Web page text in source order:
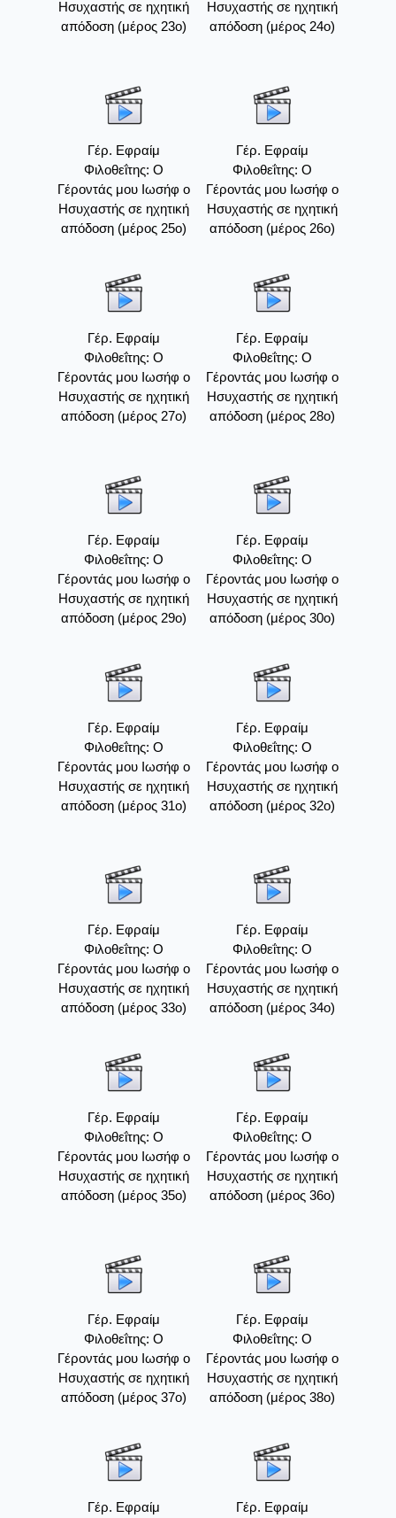
Ησυχαστής σε ηχητική
απόδοση (μέρος 23ο)
Ησυχαστής σε ηχητική
απόδοση (μέρος 24ο)
Γέρ. Εφραίμ
Φιλοθεΐτης: Ο
Γέροντάς μου Ιωσήφ ο
Ησυχαστής σε ηχητική
απόδοση (μέρος 25ο)
Γέρ. Εφραίμ
Φιλοθεΐτης: Ο
Γέροντάς μου Ιωσήφ ο
Ησυχαστής σε ηχητική
απόδοση (μέρος 26ο)
Γέρ. Εφραίμ
Φιλοθεΐτης: Ο
Γέροντάς μου Ιωσήφ ο
Ησυχαστής σε ηχητική
απόδοση (μέρος 27ο)
Γέρ. Εφραίμ
Φιλοθεΐτης: Ο
Γέροντάς μου Ιωσήφ ο
Ησυχαστής σε ηχητική
απόδοση (μέρος 28ο)
Γέρ. Εφραίμ
Φιλοθεΐτης: Ο
Γέροντάς μου Ιωσήφ ο
Ησυχαστής σε ηχητική
απόδοση (μέρος 29ο)
Γέρ. Εφραίμ
Φιλοθεΐτης: Ο
Γέροντάς μου Ιωσήφ ο
Ησυχαστής σε ηχητική
απόδοση (μέρος 30ο)
Γέρ. Εφραίμ
Φιλοθεΐτης: Ο
Γέροντάς μου Ιωσήφ ο
Ησυχαστής σε ηχητική
απόδοση (μέρος 31ο)
Γέρ. Εφραίμ
Φιλοθεΐτης: Ο
Γέροντάς μου Ιωσήφ ο
Ησυχαστής σε ηχητική
απόδοση (μέρος 32ο)
Γέρ. Εφραίμ
Φιλοθεΐτης: Ο
Γέροντάς μου Ιωσήφ ο
Ησυχαστής σε ηχητική
απόδοση (μέρος 33ο)
Γέρ. Εφραίμ
Φιλοθεΐτης: Ο
Γέροντάς μου Ιωσήφ ο
Ησυχαστής σε ηχητική
απόδοση (μέρος 34ο)
Γέρ. Εφραίμ
Φιλοθεΐτης: Ο
Γέροντάς μου Ιωσήφ ο
Ησυχαστής σε ηχητική
απόδοση (μέρος 35ο)
Γέρ. Εφραίμ
Φιλοθεΐτης: Ο
Γέροντάς μου Ιωσήφ ο
Ησυχαστής σε ηχητική
απόδοση (μέρος 36ο)
Γέρ. Εφραίμ
Φιλοθεΐτης: Ο
Γέροντάς μου Ιωσήφ ο
Ησυχαστής σε ηχητική
απόδοση (μέρος 37ο)
Γέρ. Εφραίμ
Φιλοθεΐτης: Ο
Γέροντάς μου Ιωσήφ ο
Ησυχαστής σε ηχητική
απόδοση (μέρος 38ο)
Γέρ. Εφραίμ
Γέρ. Εφραίμ